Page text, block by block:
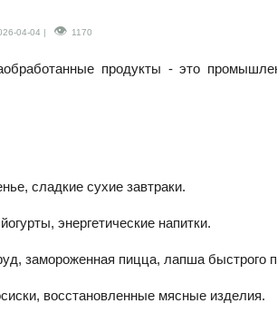
04-04 | 1170
продукты - это
сладкие сухие завтраки.
энергетические напитки.
замороженная пицца, лапша быстрого
восстановленные мясные изделия.